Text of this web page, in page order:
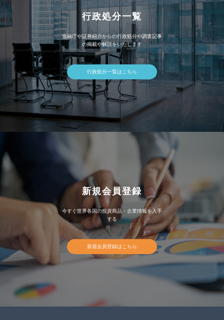
行政処分一覧
金融庁や証券紹介からの行政処分や調査記事
の掲載や解説をいたします
行政処分一覧はこちら
新規会員登録
今すぐ世界各国の投資商品・企業情報を入手
する
新規会員登録はこちら